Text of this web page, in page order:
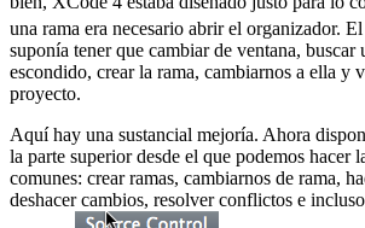
una rama era necesario abrir el organizador.
suponía tener que cambiar de ventana, buscar
escondido, crear la rama, cambiarnos a ella y
proyecto.
Aquí hay una sustancial mejoría. Ahora
la parte superior desde el que podemos hacer
comunes: crear ramas, cambiarnos de rama,
deshacer cambios, resolver conflictos e